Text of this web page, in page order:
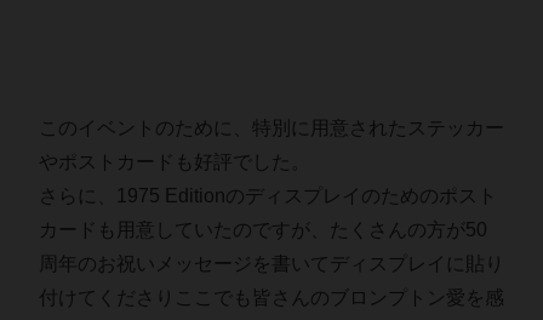
このイベントのために、特別に用意されたステッカー
やポストカードも好評でした。
さらに、1975 Editionのディスプレイのためのポスト
カードも用意していたのですが、たくさんの方が50
周年のお祝いメッセージを書いてディスプレイに貼り
付けてくださりここでも皆さんのブロンプトン愛を感